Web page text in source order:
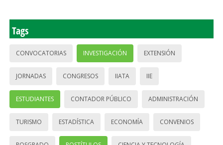
Tags
CONVOCATORIAS INVESTIGACIÓN EXTENSIÓN
JORNADAS CONGRESOS IIATA IIE
ESTUDIANTES CONTADOR PÚBLICO ADMINISTRACIÓN
TURISMO ESTADÍSTICA ECONOMÍA CONVENIOS